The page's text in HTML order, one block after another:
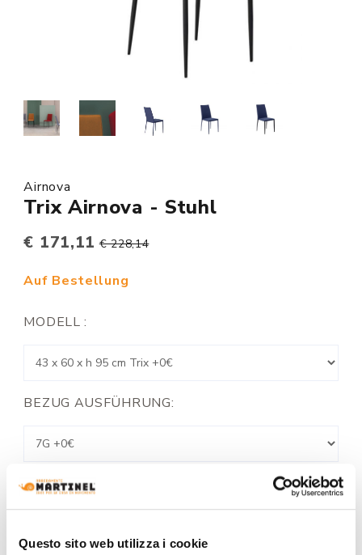
Questo sito web utilizza i cookie
Airnova
Trix Airnova - Stuhl
€ 171,11 € 228,14
Auf Bestellung
MODELL :
BEZUG AUSFÜHRUNG:
FARBE: